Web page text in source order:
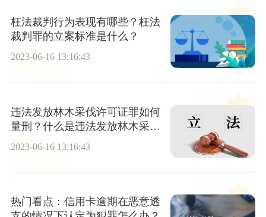
枉法裁判行为表现有哪些？枉法
裁判罪的立案标准是什么？
2023-06-16 13:16:43
违法发放林木采伐许可证罪如何
量刑？什么是违法发放林木采伐
2023-06-16 13:16:43
热门看点：信用卡逾期在恶意透